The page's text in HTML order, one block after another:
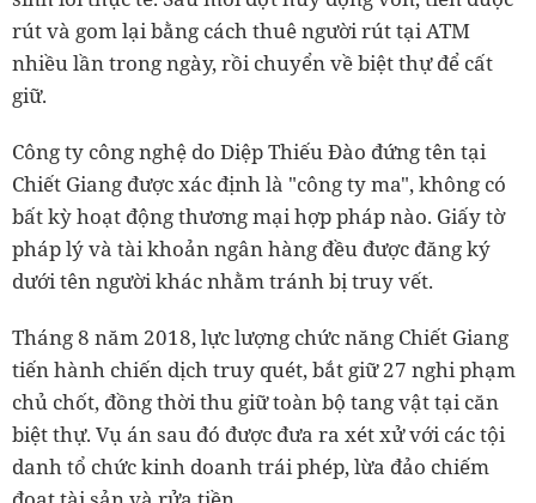
rút và gom lại bằng cách thuê người rút tại ATM
nhiều lần trong ngày, rồi chuyển về biệt thự để cất
giữ.
Công ty công nghệ do Diệp Thiếu Đào đứng tên tại
Chiết Giang được xác định là "công ty ma", không có
bất kỳ hoạt động thương mại hợp pháp nào. Giấy tờ
pháp lý và tài khoản ngân hàng đều được đăng ký
dưới tên người khác nhằm tránh bị truy vết.
Tháng 8 năm 2018, lực lượng chức năng Chiết Giang
tiến hành chiến dịch truy quét, bắt giữ 27 nghi phạm
chủ chốt, đồng thời thu giữ toàn bộ tang vật tại căn
biệt thự. Vụ án sau đó được đưa ra xét xử với các tội
danh tổ chức kinh doanh trái phép, lừa đảo chiếm